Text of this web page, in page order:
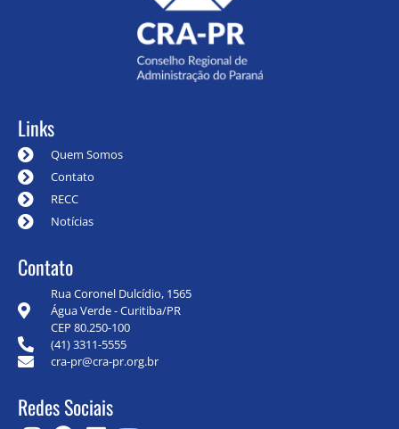
Links
Quem Somos
Contato
RECC
Notícias
Contato
Rua Coronel Dulcídio, 1565
Água Verde - Curitiba/PR
CEP 80.250-100
(41) 3311-5555
cra-pr@cra-pr.org.br
Redes Sociais